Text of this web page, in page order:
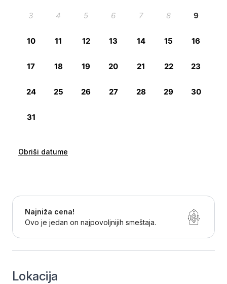
Obriši datume
Najniža cena!
Ovo je jedan on najpovoljnijih smeštaja.
Lokacija